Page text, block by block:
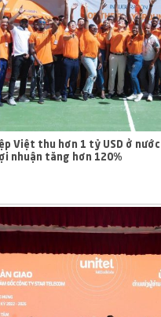
Việt thu hơn 1 tỷ USD ở
nhuận tăng hơn 120%